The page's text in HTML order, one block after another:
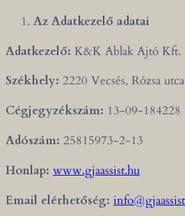
Az Adatkezelő adatai
Adatkezelő: K&K Ablak Ajtó Kft.
Székhely: 2220 Vecsés, Rózsa
Cégjegyzékszám: 13-09-184228
Adószám: 25815973-2-13
Honlap: www.gjaassist.hu
Email elérhetőség: